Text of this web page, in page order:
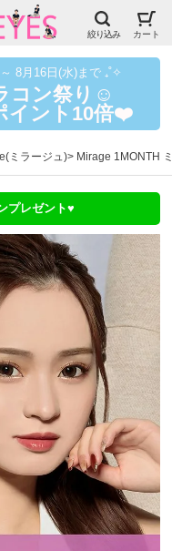
絞り込み カート
8月16日(水)まで ₊˚✧
コン祭り☺️
イント10倍❤️
ミラージュ) Mirage 1MONTH
プレゼント♥